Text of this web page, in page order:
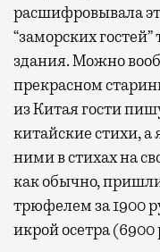
расшифровывала
“заморских
здания. Можно
прекрасном
из Китая гости
китайские стихи, а
ними в стихах на
как обычно, пришли
трюфелем за 1900
икрой осетра